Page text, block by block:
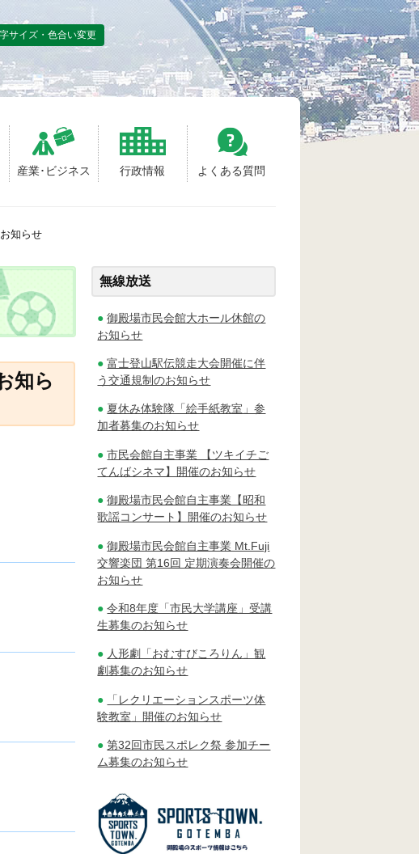
産業･ビジネス 行政情報 よくある質問
サイズ・色合い変更
知らせ
知ら
無線放送
御殿場市民会館大ホール休館の
お知らせ
富士登山駅伝競走大会開催に伴
う交通規制のお知らせ
夏休み体験隊「絵手紙教室」参
加者募集のお知らせ
市民会館自主事業 【ツキイチご
てんばシネマ】開催のお知らせ
御殿場市民会館自主事業【昭和
歌謡コンサート】開催のお知らせ
御殿場市民会館自主事業 Mt.Fuji
交響楽団 第16回 定期演奏会開催の
お知らせ
令和8年度「市民大学講座」受講
生募集のお知らせ
人形劇「おむすびころりん」観
劇募集のお知らせ
「レクリエーションスポーツ体
験教室」開催のお知らせ
第32回市民スポレク祭 参加チー
ム募集のお知らせ